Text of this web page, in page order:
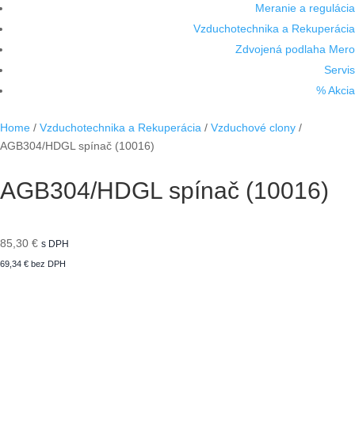
Meranie a regulácia
Vzduchotechnika a Rekuperácia
Zdvojená podlaha Mero
Servis
% Akcia
Home / Vzduchotechnika a Rekuperácia / Vzduchové clony /
AGB304/HDGL spínač (10016)
AGB304/HDGL spínač (10016)
85,30 € s DPH
69,34 € bez DPH